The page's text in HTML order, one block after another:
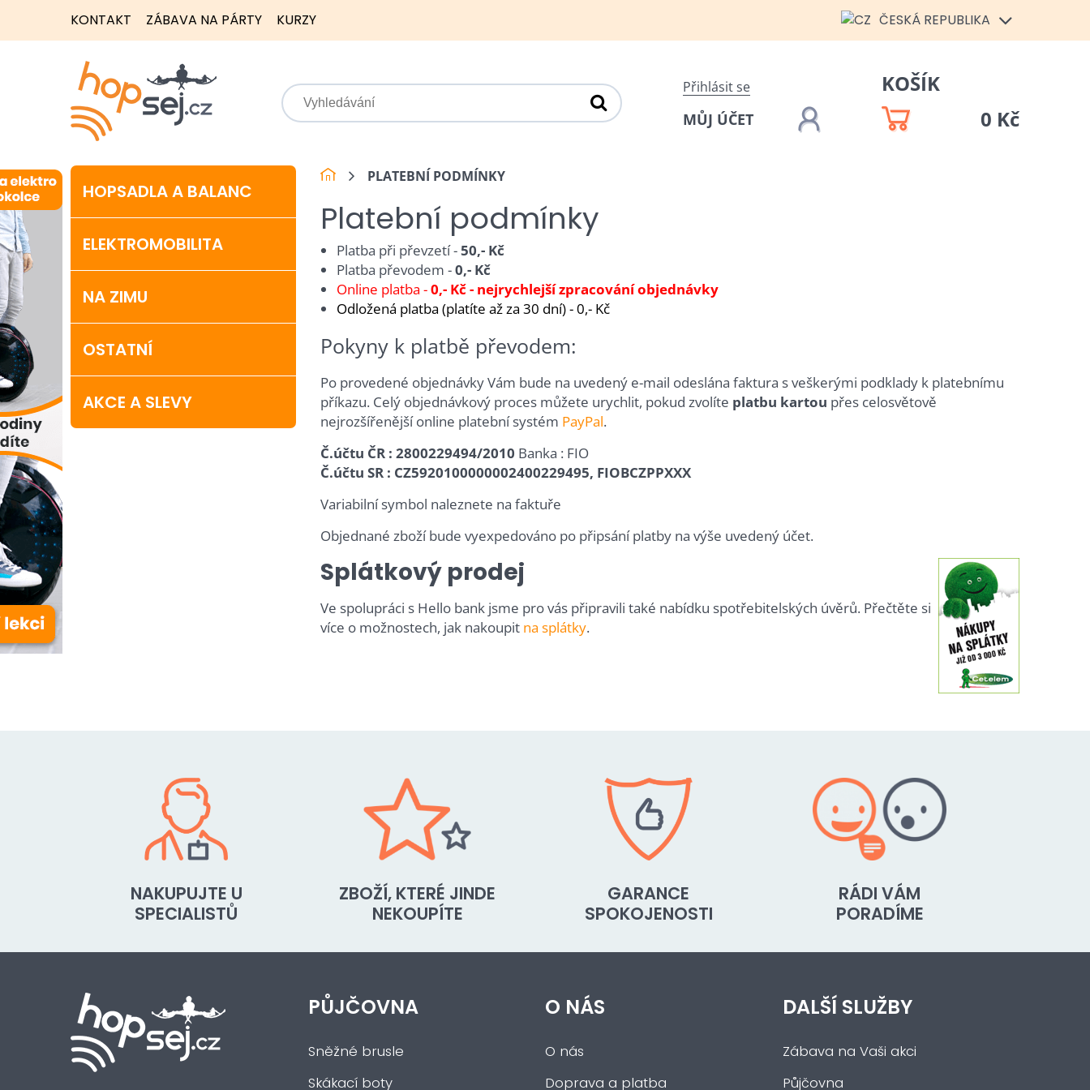
KONTAKT ZÁBAVA NA PÁRTY KURZY ČESKÁ REPUBLIKA
Přihlásit se
MŮJ ÚČET
KOŠÍK
0 Kč
HOPSADLA A BALANC
ELEKTROMOBILITA
NA ZIMU
OSTATNÍ
AKCE A SLEVY
PLATEBNÍ PODMÍNKY
Platební podmínky
Platba při převzetí -50,- Kč
Platba převodem -0,- Kč
Online platba -0,- Kč - nejrychlejší zpracování objednávky
Odložená platba (platíte až za 30 dní) - 0,- Kč
Pokyny k platbě převodem:
Po provedené objednávky Vám bude na uvedený e-mail odeslána faktura s veškerými podklady k platebnímu
příkazu. Celý objednávkový proces můžete urychlit, pokud zvolíte platbu kartou přes celosvětově
nejrozšířenější online platební systém PayPal.
Č.účtu ČR : 2800229494/2010 Banka : FIO
Č.účtu SR : CZ5920100000002400229495, FIOBCZPPXXX
Variabilní symbol naleznete na faktuře
Objednané zboží bude vyexpedováno po připsání platby na výše uvedený účet.
Splátkový prodej
Ve spolupráci s Hello bank jsme pro vás připravili také nabídku spotřebitelských úvěrů. Přečtěte si
více o možnostech, jak nakoupit na splátky.
NAKUPUJTE U
SPECIALISTŮ
ZBOŽÍ, KTERÉ JINDE
NEKOUPÍTE
GARANCE
SPOKOJENOSTI
RÁDI VÁM
PORADÍME
PŮJČOVNA
Sněžné brusle
Skákací boty
O NÁS
O nás
Doprava a platba
DALŠÍ SLUŽBY
Zábava na Vaši akci
Půjčovna